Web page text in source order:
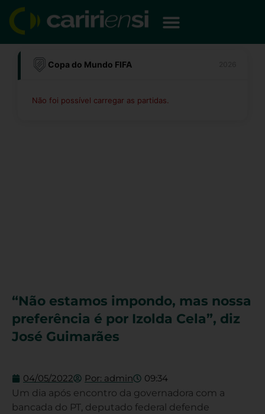
para
conteúdo
Copa do Mundo FIFA
Não foi possível carregar as partidas.
“Não estamos impondo, mas nossa
preferência é por Izolda Cela”, diz
José Guimarães
04/05/2022 Por: admin 09:34
Um dia após encontro da governadora com a
bancada do PT, deputado federal defende